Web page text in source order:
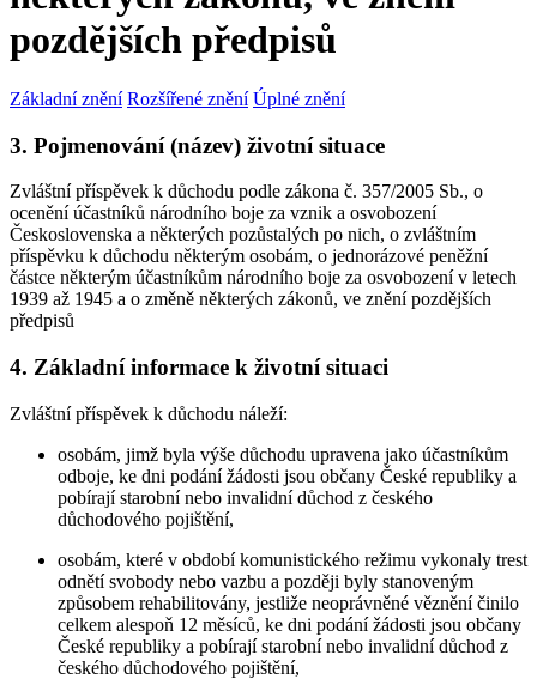
pozdějších předpisů
Základní znění Rozšířené znění Úplné znění
3. Pojmenování (název) životní situace
Zvláštní příspěvek k důchodu podle zákona č. 357/2005 Sb., o
ocenění účastníků národního boje za vznik a osvobození
Československa a některých pozůstalých po nich, o zvláštním
příspěvku k důchodu některým osobám, o jednorázové peněžní
částce některým účastníkům národního boje za osvobození v letech
1939 až 1945 a o změně některých zákonů, ve znění pozdějších
předpisů
4. Základní informace k životní situaci
Zvláštní příspěvek k důchodu náleží:
osobám, jimž byla výše důchodu upravena jako účastníkům
odboje, ke dni podání žádosti jsou občany České republiky a
pobírají starobní nebo invalidní důchod z českého
důchodového pojištění,
osobám, které v období komunistického režimu vykonaly trest
odnětí svobody nebo vazbu a později byly stanoveným
způsobem rehabilitovány, jestliže neoprávněné věznění činilo
celkem alespoň 12 měsíců, ke dni podání žádosti jsou občany
České republiky a pobírají starobní nebo invalidní důchod z
českého důchodového pojištění,